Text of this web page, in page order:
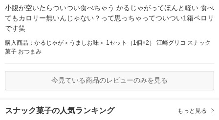
小腹が空いたらついつい食べちゃう かるじゃがってほんと軽い 食べ
てもカロリー無いんじゃない？って思っちゃってついつい1箱ペロリ
です笑
購入商品：かるじゃが＜うましお味＞ 1セット（1個×2） 江崎グリコ スナック
菓子 おつまみ
今見ている商品のレビューのみを見る
スナック菓子の人気ランキング もっと見る